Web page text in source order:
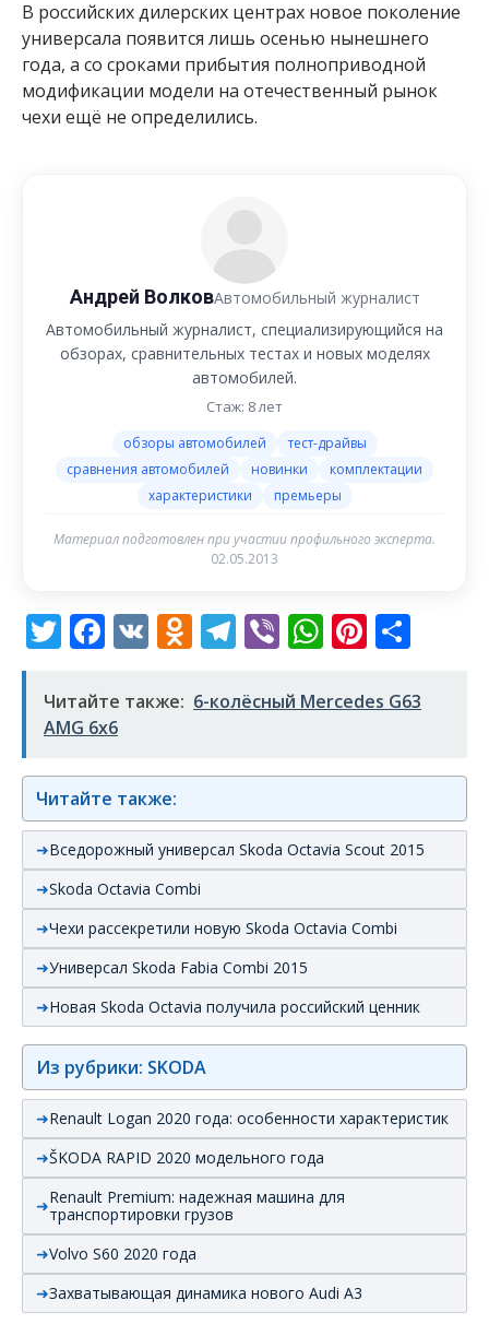
В российских дилерских центрах новое поколение
универсала появится лишь осенью нынешнего
года, а со сроками прибытия полноприводной
модификации модели на отечественный рынок
чехи ещё не определились.
Андрей ВолковАвтомобильный журналист
Автомобильный журналист, специализирующийся на
обзорах, сравнительных тестах и новых моделях
автомобилей.
Стаж: 8 лет
обзоры автомобилей
тест-драйвы
сравнения автомобилей
новинки
комплектации
характеристики
премьеры
Материал подготовлен при участии профильного эксперта.
02.05.2013
Twitter
Facebook
VK Odnoklassniki
Telegram
Viber
Читайте также: 6-колёсный Mercedes G63
AMG 6x6
Читайте также:
Вседорожный универсал Skoda Octavia Scout 2015
Skoda Octavia Combi
Чехи рассекретили новую Skoda Octavia Combi
Универсал Skoda Fabia Combi 2015
Новая Skoda Octavia получила российский ценник
Из рубрики: SKODA
Renault Logan 2020 года: особенности характеристик
ŠKODA RAPID 2020 модельного года
Renault Premium: надежная машина для
транспортировки грузов
Volvo S60 2020 года
Захватывающая динамика нового Audi А3